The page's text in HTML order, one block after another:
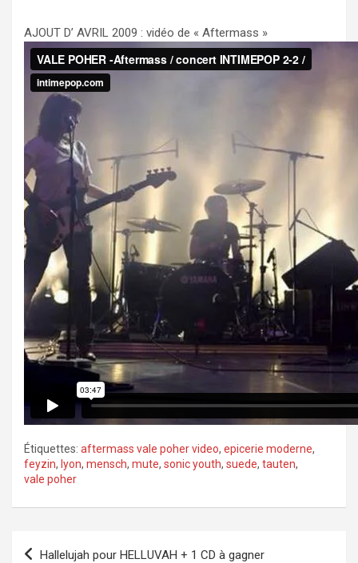
AJOUT D’ AVRIL 2009 : vidéo de « Aftermass »
Étiquettes: aftermass vale poher video, epicerie moderne,
feyzin, lyon, mensch, mute, sonic youth, suede, tauten,
vale poher
Navigation
Hallelujah pour HELLUVAH + 1 CD à gagner